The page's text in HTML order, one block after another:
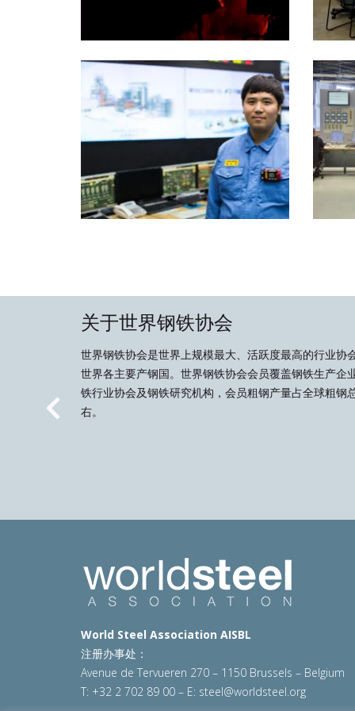
关于世界钢铁协会
世界钢铁协会是世界上规模最大、活跃度最高的行业协
世界各主要产钢国。世界钢铁协会会员覆盖钢铁生产企
铁行业协会及钢铁研究机构，会员粗钢产量占全球粗钢
右。
Previous
World Steel Association AISBL
注册办事处：
Avenue de Tervueren 270 – 1150 Brussels – Belgium
T: +32 2 702 89 00 – E: steel@worldsteel.org